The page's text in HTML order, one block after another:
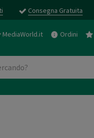
Consegna Gratuita
MediaWorld.it Ordini